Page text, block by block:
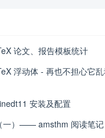
论文、报告模板统计
浮动体 - 再也不担心它
安装及配置
一）—— amsthm 阅读笔记